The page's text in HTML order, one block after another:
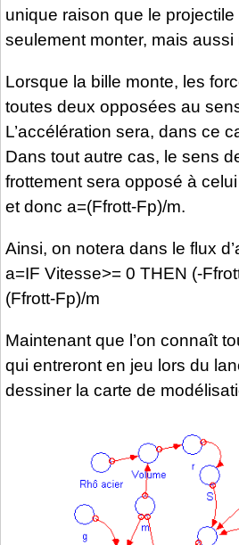
unique raison que le
seulement monter, mais
Lorsque la bille monte, les
toutes deux opposées au
L’accélération sera, dans ce
Dans tout autre cas, le sens
frottement sera opposé à
et donc a=(Ffrott-Fp)/m.
Ainsi, on notera dans le flux
a=IF Vitesse>= 0 THEN (-
(Ffrott-Fp)/m
Maintenant que l’on connaît
qui entreront en jeu lors du
dessiner la carte de